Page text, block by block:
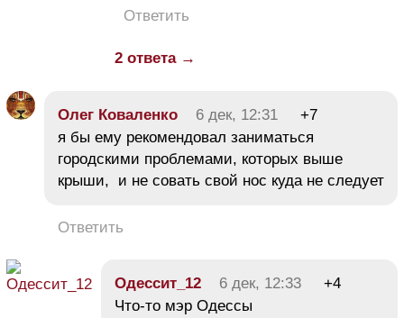
Ответить
2 ответа →
Олег Коваленко 6 дек, 12:31
+7
я бы ему рекомендовал заниматься
городскими проблемами, которых выше
крыши, и не совать свой нос куда не следует
Ответить
Одессит_12 6 дек, 12:33
+4
Что-то мэр Одессы